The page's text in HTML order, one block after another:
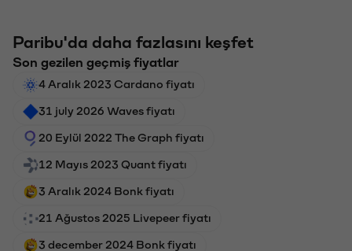
Paribu'da daha fazlasını keşfet
Son gezilen geçmiş fiyatlar
4 Aralık 2023 Cardano fiyatı
31 july 2026 Waves fiyatı
20 Eylül 2022 The Graph fiyatı
12 Mayıs 2023 Quant fiyatı
3 Aralık 2024 Bonk fiyatı
21 Ağustos 2025 Livepeer fiyatı
3 december 2024 Bonk fiyatı